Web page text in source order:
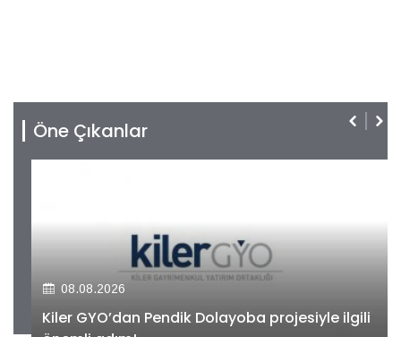
Öne Çıkanlar
08.08.2026
Kiler GYO’dan Pendik Dolayoba projesiyle ilgili